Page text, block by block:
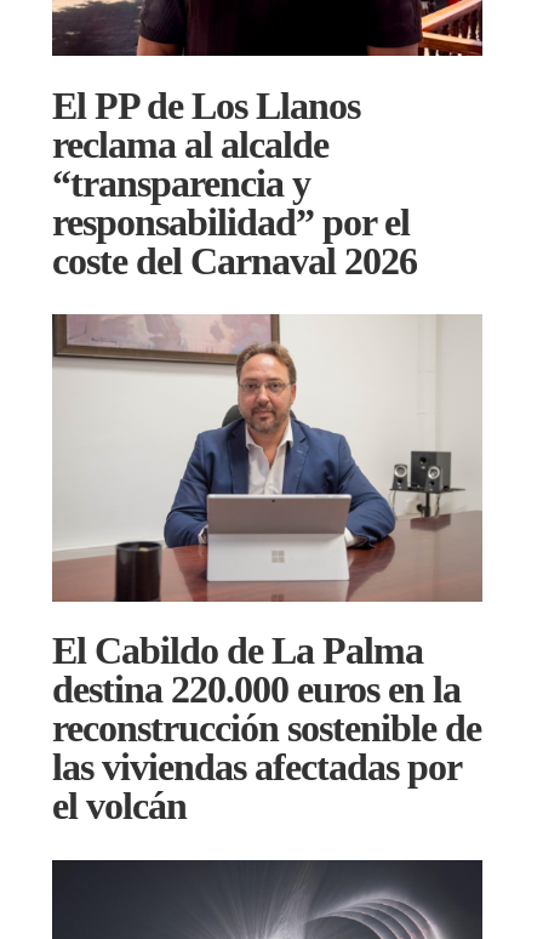
El PP de Los Llanos
reclama al alcalde
“transparencia y
responsabilidad” por el
coste del Carnaval 2026
El Cabildo de La Palma
destina 220.000 euros en la
reconstrucción sostenible de
las viviendas afectadas por
el volcán